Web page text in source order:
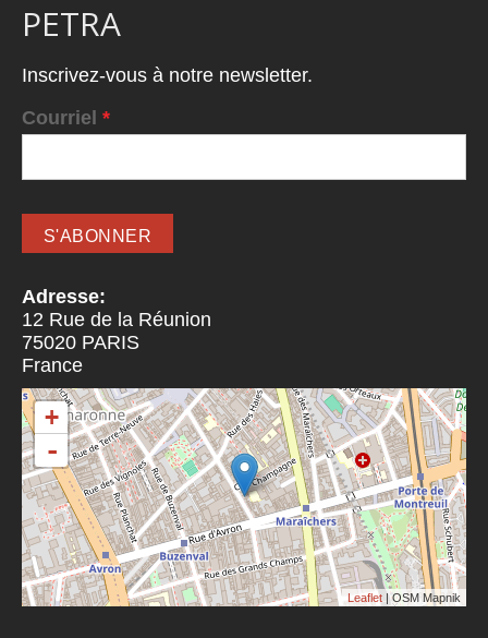
PETRA
Inscrivez-vous à notre newsletter.
Courriel *
Adresse:
12 Rue de la Réunion
75020 PARIS
France
+
-
Leaflet | OSM Mapnik